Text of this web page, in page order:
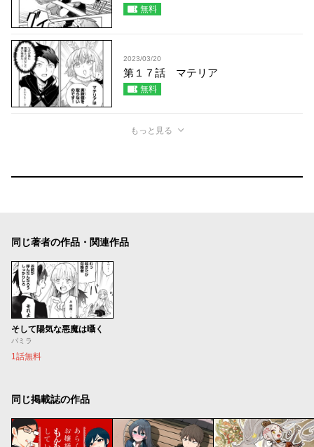
無料
2023/03/20
第１７話 マテリア
無料
もっと見る
同じ著者の作品・関連作品
そして陽気な悪魔は囁く
パミラ
1話無料
同じ掲載誌の作品